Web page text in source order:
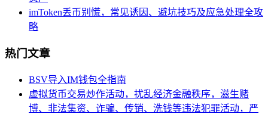
imToken丢币别慌，常见诱因、避坑技巧及应急处理全攻
略
热门文章
BSV导入IM钱包全指南
虚拟货币交易炒作活动，扰乱经济金融秩序，滋生赌
博、非法集资、诈骗、传销、洗钱等违法犯罪活动，严